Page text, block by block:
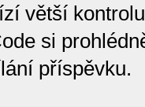
větší
si
příspěvku.